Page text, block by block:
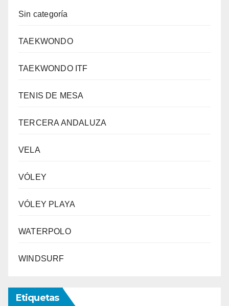
Sin categoría
TAEKWONDO
TAEKWONDO ITF
TENIS DE MESA
TERCERA ANDALUZA
VELA
VÓLEY
VÓLEY PLAYA
WATERPOLO
WINDSURF
Etiquetas